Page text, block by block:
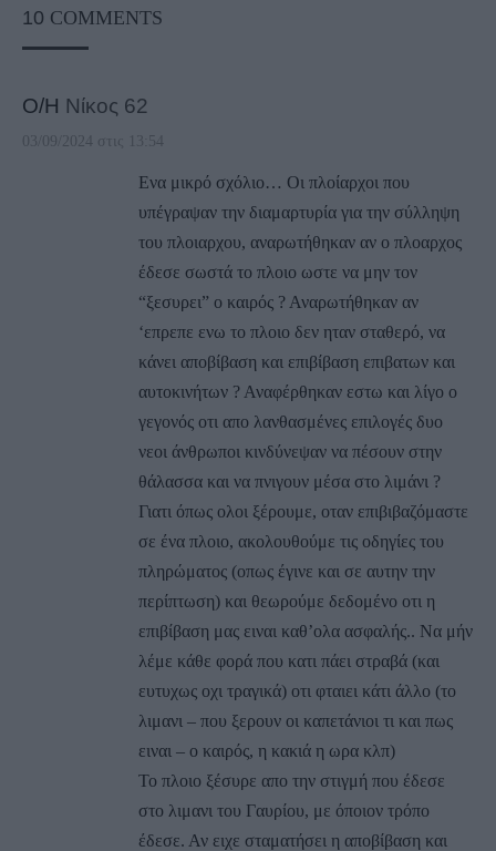
10 COMMENTS
Ο/Η Νίκος 62
03/09/2024 στις 13:54
Ενα μικρό σχόλιο… Οι πλοίαρχοι που
υπέγραψαν την διαμαρτυρία για την σύλληψη
του πλοιαρχου, αναρωτήθηκαν αν ο πλοαρχος
έδεσε σωστά το πλοιο ωστε να μην τον
“ξεσυρει” ο καιρός ? Αναρωτήθηκαν αν
‘επρεπε ενω το πλοιο δεν ηταν σταθερό, να
κάνει αποβίβαση και επιβίβαση επιβατων και
αυτοκινήτων ? Αναφέρθηκαν εστω και λίγο ο
γεγονός οτι απο λανθασμένες επιλογές δυο
νεοι άνθρωποι κινδύνεψαν να πέσουν στην
θάλασσα και να πνιγουν μέσα στο λιμάνι ?
Γιατι όπως ολοι ξέρουμε, οταν επιβιβαζόμαστε
σε ένα πλοιο, ακολουθούμε τις οδηγίες του
πληρώματος (οπως έγινε και σε αυτην την
περίπτωση) και θεωρούμε δεδομένο οτι η
επιβίβαση μας ειναι καθ’ολα ασφαλής.. Να μήν
λέμε κάθε φορά που κατι πάει στραβά (και
ευτυχως οχι τραγικά) οτι φταιει κάτι άλλο (το
λιμανι – που ξερουν οι καπετάνιοι τι και πως
ειναι – ο καιρός, η κακιά η ωρα κλπ)
Το πλοιο ξέσυρε απο την στιγμή που έδεσε
στο λιμανι του Γαυρίου, με όποιον τρόπο
έδεσε. Αν ειχε σταματήσει η αποβίβαση και